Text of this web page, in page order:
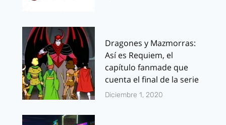
Dragones y Mazmorras:
Así es Requiem, el
capítulo fanmade que
cuenta el final de la serie
Diciembre 1, 2020